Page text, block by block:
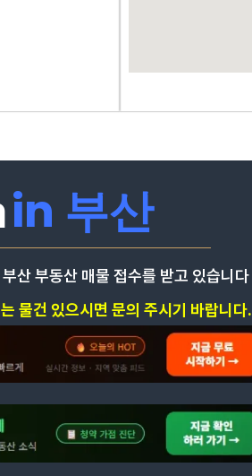
in 부산
산 부동산 매물 접수를 받고 있습니다
물건 있으시면 문의 주시기 바랍니다.